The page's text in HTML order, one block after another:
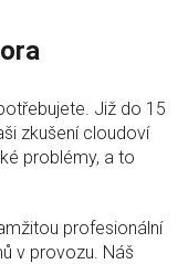
Již do 15
zkušení cloudoví
problémy, a to
profesionální
v provozu. Náš